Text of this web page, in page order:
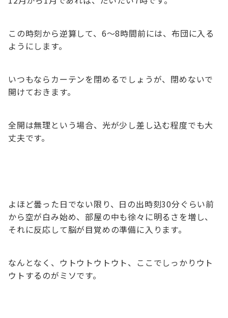
この時刻から逆算して、6～8時間前には、布団に入る
ようにします。
いつもならカーテンを閉めるでしょうが、閉めないで
開けておきます。
全開は無理という場合、光が少し差し込む程度でも大
丈夫です。
よほど曇った日でない限り、日の出時刻30分ぐらい前
から空が白み始め、部屋の中も徐々に明るさを増し、
それに反応して脳が目覚めの準備に入ります。
なんとなく、ウトウトウトウト、ここでしっかりウト
ウトするのがミソです。